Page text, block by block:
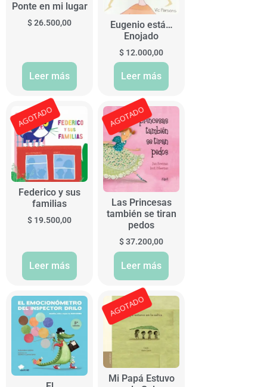
Ponte en mi lugar
$26.500,00
Leer más
Eugenio está…
Enojado
$ 12.000,00
Leer más
AGOTADO
Federico y sus
familias
$ 19.500,00
Leer más
AGOTADO
Las Princesas
también se tiran
pedos
$37.200,00
Leer más
AGOTADO
Mi Papá Estuvo